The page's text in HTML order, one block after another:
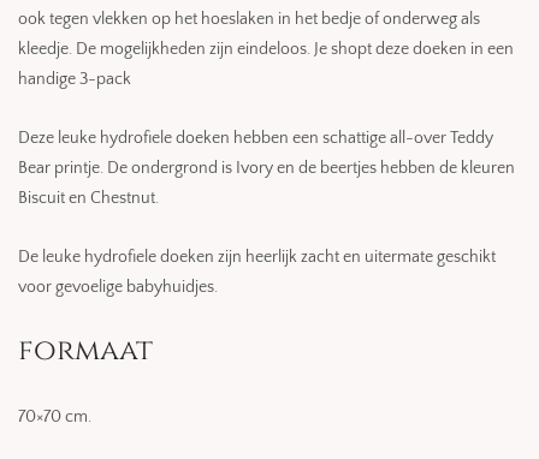
ook tegen vlekken op het hoeslaken in het bedje of onderweg als
kleedje. De mogelijkheden zijn eindeloos. Je shopt deze doeken in een
handige 3-pack
Deze leuke hydrofiele doeken hebben een schattige all-over Teddy
Bear printje. De ondergrond is Ivory en de beertjes hebben de kleuren
Biscuit en Chestnut.
De leuke hydrofiele doeken zijn heerlijk zacht en uitermate geschikt
voor gevoelige babyhuidjes.
formaat
70×70 cm.